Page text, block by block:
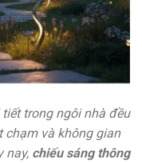
trong ngôi nhà đều
chạm và không gian
nay, chiếu sáng thông